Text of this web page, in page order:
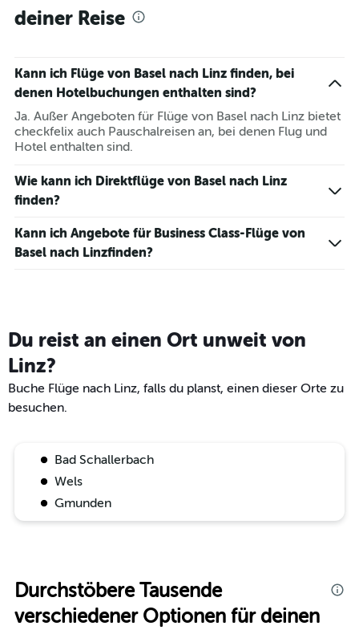
deiner Reise
Kann ich Flüge von Basel nach Linz finden, bei
denen Hotelbuchungen enthalten sind?
Ja. Außer Angeboten für Flüge von Basel nach Linz bietet
checkfelix auch Pauschalreisen an, bei denen Flug und
Hotel enthalten sind.
Wie kann ich Direktflüge von Basel nach Linz
finden?
Kann ich Angebote für Business Class-Flüge von
Basel nach Linzfinden?
Du reist an einen Ort unweit von
Linz?
Buche Flüge nach Linz, falls du planst, einen dieser Orte zu
besuchen.
Bad Schallerbach
Wels
Gmunden
Durchstöbere Tausende
verschiedener Optionen für deinen